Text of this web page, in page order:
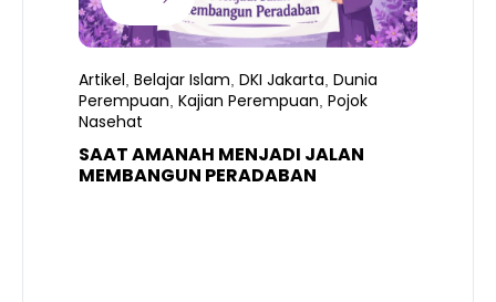
Artikel Belajar Islam DKI Jakarta Dunia
Perempuan Kajian Perempuan Pojok
Nasehat
SAAT AMANAH MENJADI JALAN
MEMBANGUN PERADABAN